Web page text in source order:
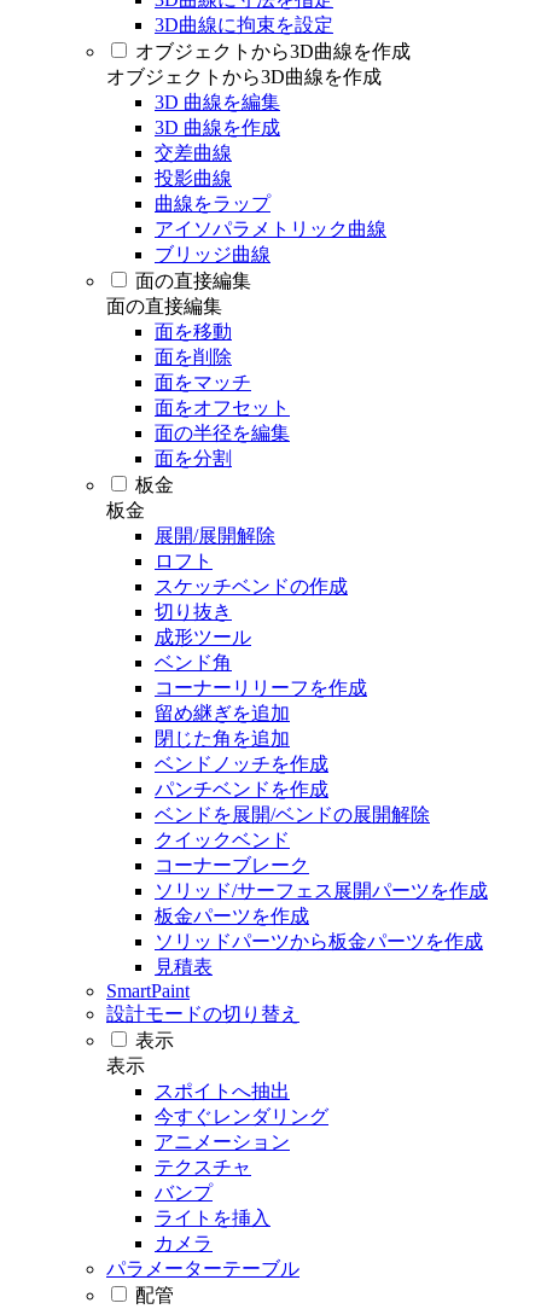
3D曲線に拘束を設定
オブジェクトから3D曲線を作成
オブジェクトから3D曲線を作成
3D 曲線を編集
3D 曲線を作成
交差曲線
投影曲線
曲線をラップ
アイソパラメトリック曲線
ブリッジ曲線
面の直接編集
面の直接編集
面を移動
面を削除
面をマッチ
面をオフセット
面の半径を編集
面を分割
板金
板金
展開/展開解除
ロフト
スケッチベンドの作成
切り抜き
成形ツール
ベンド角
コーナーリリーフを作成
留め継ぎを追加
閉じた角を追加
ベンドノッチを作成
パンチベンドを作成
ベンドを展開/ベンドの展開解除
クイックベンド
コーナーブレーク
ソリッド/サーフェス展開パーツを作成
板金パーツを作成
ソリッドパーツから板金パーツを作成
見積表
SmartPaint
設計モードの切り替え
表示
表示
スポイトへ抽出
今すぐレンダリング
アニメーション
テクスチャ
バンプ
ライトを挿入
カメラ
パラメーターテーブル
配管